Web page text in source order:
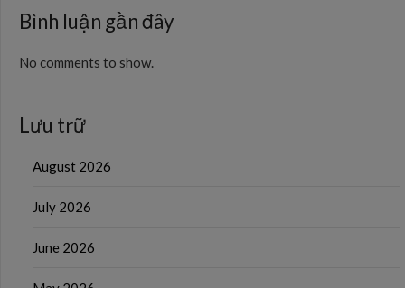
Bình luận gần đây
No comments to show.
Lưu trữ
August 2026
July 2026
June 2026